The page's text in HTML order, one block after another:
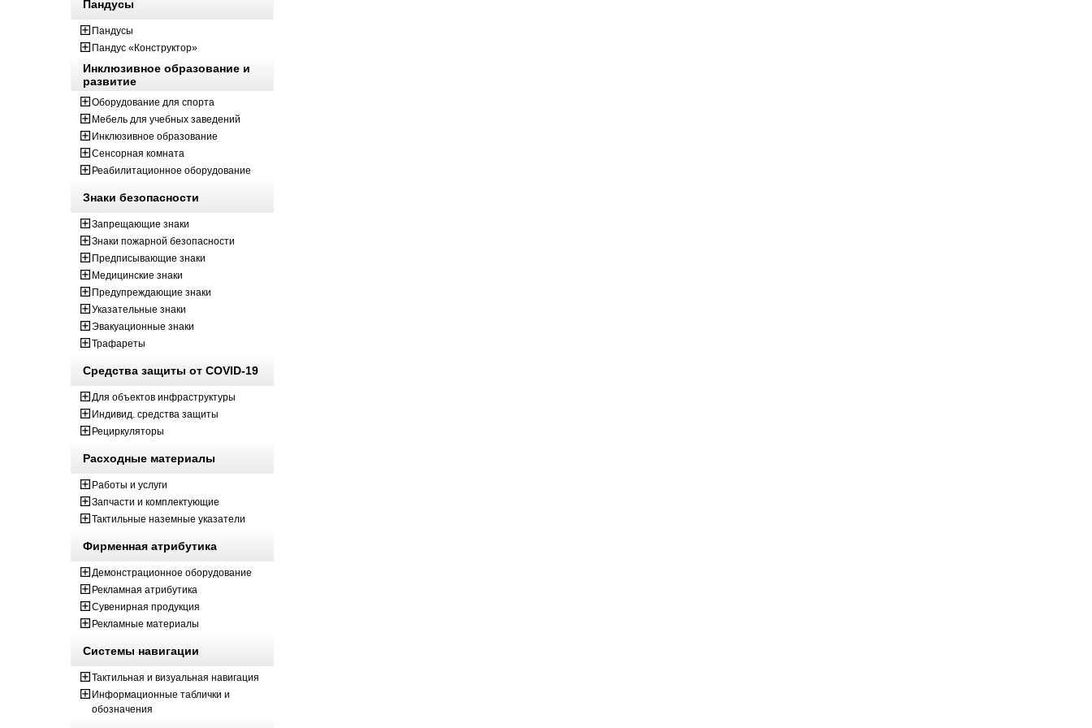
Пандусы
Пандусы
Пандус «Конструктор»
Инклюзивное образование и
развитие
Оборудование для спорта
Мебель для учебных заведений
Инклюзивное образование
Сенсорная комната
Реабилитационное оборудование
Знаки безопасности
Запрещающие знаки
Знаки пожарной безопасности
Предписывающие знаки
Медицинские знаки
Предупреждающие знаки
Указательные знаки
Эвакуационные знаки
Трафареты
Средства защиты от COVID-19
Для объектов инфраструктуры
Индивид. средства защиты
Рециркуляторы
Расходные материалы
Работы и услуги
Запчасти и комплектующие
Тактильные наземные указатели
Фирменная атрибутика
Демонстрационное оборудование
Рекламная атрибутика
Сувенирная продукция
Рекламные материалы
Системы навигации
Тактильная и визуальная навигация
Информационные таблички и
обозначения